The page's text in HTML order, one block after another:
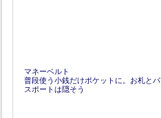
マネーベルト
普段使う小銭だけポケットに。お札とパ
スポートは隠そう